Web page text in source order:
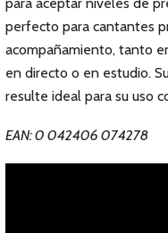
perfecto para cantantes
acompañamiento, tanto
en directo o en estudio.
resulte ideal para su uso
EAN: 0 042406 074278